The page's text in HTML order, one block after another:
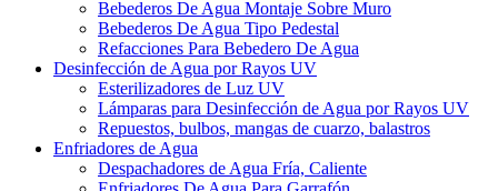
Bebederos De Agua Montaje Sobre Muro
Bebederos De Agua Tipo Pedestal
Refacciones Para Bebedero De Agua
Desinfección de Agua por Rayos UV
Esterilizadores de Luz UV
Lámparas para Desinfección de Agua por Rayos UV
Repuestos, bulbos, mangas de cuarzo, balastros
Enfriadores de Agua
Despachadores de Agua Fría, Caliente